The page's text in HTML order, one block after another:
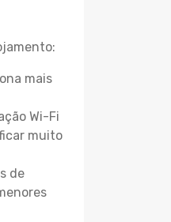
mais
Wi-Fi
muito
de